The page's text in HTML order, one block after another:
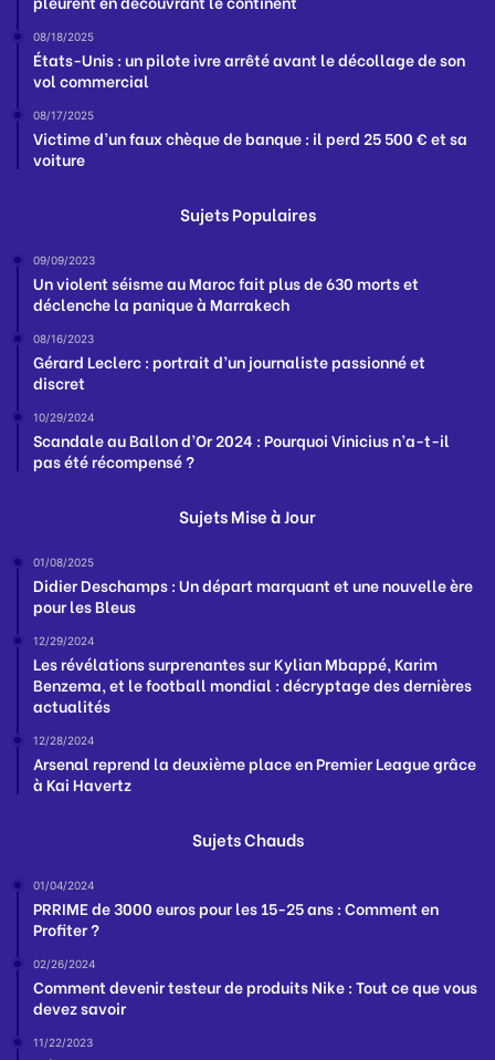
08/18/2025
États-Unis : un pilote ivre arrêté avant le décollage de son
vol commercial
08/17/2025
Victime d’un faux chèque de banque : il perd 25 500 € et sa
voiture
Sujets Populaires
09/09/2023
Un violent séisme au Maroc fait plus de 630 morts et
déclenche la panique à Marrakech
08/16/2023
Gérard Leclerc : portrait d’un journaliste passionné et
discret
10/29/2024
Scandale au Ballon d’Or 2024 : Pourquoi Vinicius n’a-t-il
pas été récompensé ?
Sujets Mise à Jour
01/08/2025
Didier Deschamps : Un départ marquant et une nouvelle ère
pour les Bleus
12/29/2024
Les révélations surprenantes sur Kylian Mbappé, Karim
Benzema, et le football mondial : décryptage des dernières
actualités
12/28/2024
Arsenal reprend la deuxième place en Premier League grâce
à Kai Havertz
Sujets Chauds
01/04/2024
PRRIME de 3000 euros pour les 15-25 ans : Comment en
Profiter ?
02/26/2024
Comment devenir testeur de produits Nike : Tout ce que vous
devez savoir
11/22/2023